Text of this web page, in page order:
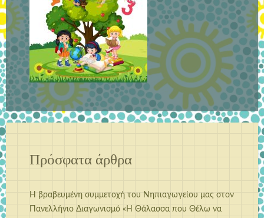
Πρόσφατα άρθρα
Η βραβευμένη συμμετοχή του Νηπιαγωγείου μας στον
Πανελλήνιο Διαγωνισμό «Η Θάλασσα που Θέλω να